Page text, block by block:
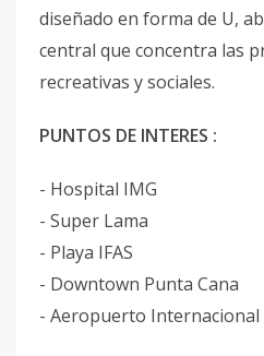
diseñado en forma de U,
central que concentra las
recreativas y sociales.
PUNTOS DE INTERES :
- Hospital IMG
- Super Lama
- Playa IFAS
- Downtown Punta Cana
- Aeropuerto Internacional